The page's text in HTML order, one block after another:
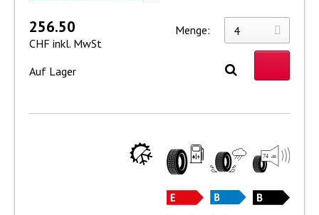
256.50
CHF inkl. MwSt
Menge:
Auf Lager